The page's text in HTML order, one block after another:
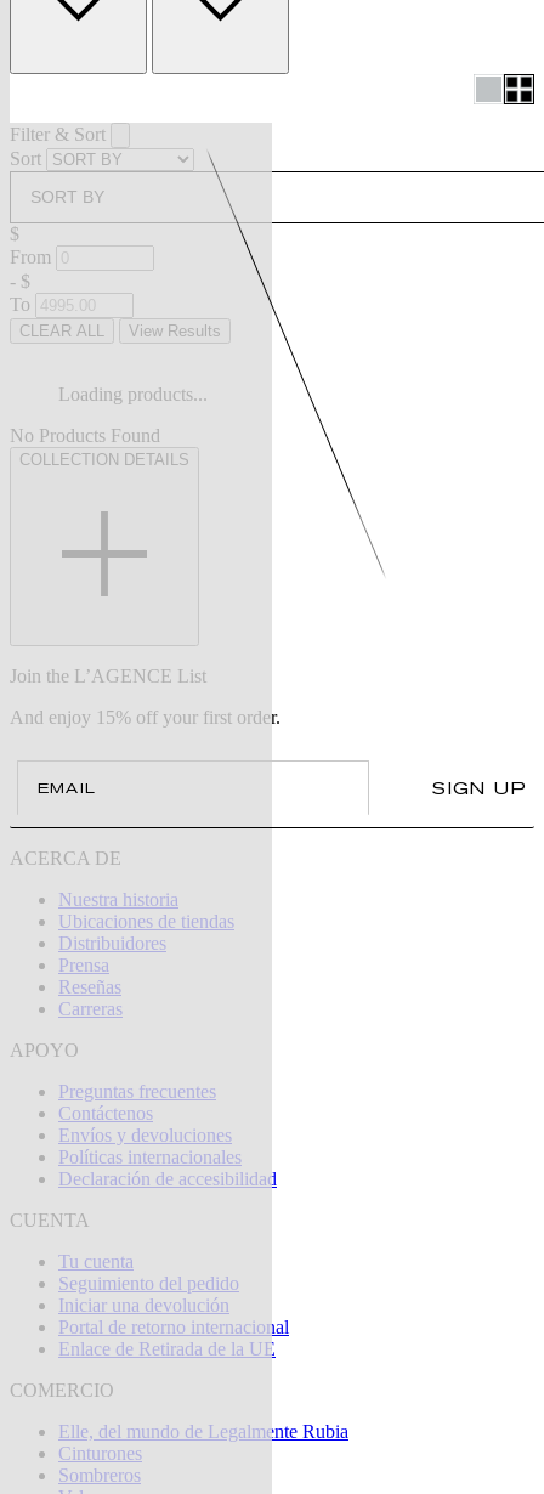
Filter & Sort
Sort
SORT BY
$
From
- $
To
CLEAR ALL View Results
Loading products...
No Products Found
COLLECTION DETAILS
Join the L’AGENCE List
And enjoy 15% off your first order.
SIGN UP
ACERCA DE
Nuestra historia
Ubicaciones de tiendas
Distribuidores
Prensa
Reseñas
Carreras
APOYO
Preguntas frecuentes
Contáctenos
Envíos y devoluciones
Políticas internacionales
Declaración de accesibilidad
CUENTA
Tu cuenta
Seguimiento del pedido
Iniciar una devolución
Portal de retorno internacional
Enlace de Retirada de la UE
COMERCIO
Elle, del mundo de Legalmente Rubia
Cinturones
Sombreros